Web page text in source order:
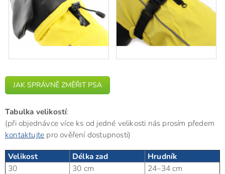
JAK SPRÁVNĚ ZMĚŘIT PSA
Tabulka velikostí:
(při objednávce více ks od jedné velikosti nás prosím předem
kontaktujte pro ověření dostupnosti)
Velikost Délka zad
Hrudník
30
30 cm
24–34 cm